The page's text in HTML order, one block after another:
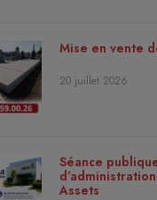
Mise en vente
20 juillet 2026
Séance
d’administration
Assets